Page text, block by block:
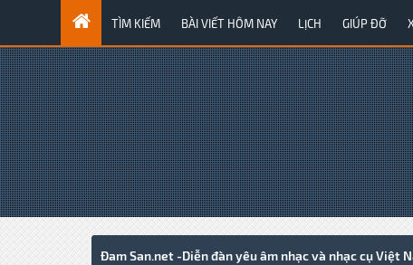
TÌM KIẾM BÀI VIẾT HÔM NAY LỊCH GIÚP ĐỠ
Đam San.net -Diễn đàn yêu âm nhạc và nhạc cụ Việt